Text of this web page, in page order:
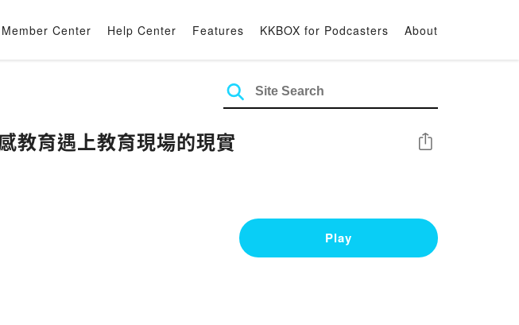
Member Center Help Center Features KKBOX for Podcasters About
教育遇上教育現場的現實 Share
Play